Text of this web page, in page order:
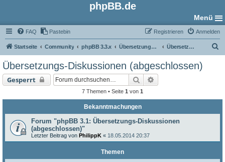
phpBB.de
Menü
FAQ Pastebin Anmelden
Registrieren
Startseite Community phpBB 3.3.x Übersetzungs-Foren Übersetzungs-Diskussionen (abgeschlossen)
Übersetzungs-Diskussionen (abgeschlossen)
Gesperrt Suche
7 Themen • Seite 1 von 1
Bekanntmachungen
Forum "phpBB 3.1: Übersetzungs-Diskussionen
(abgeschlossen)"
Letzter Beitrag von PhilippK « 18.05.2014 20:37
Themen